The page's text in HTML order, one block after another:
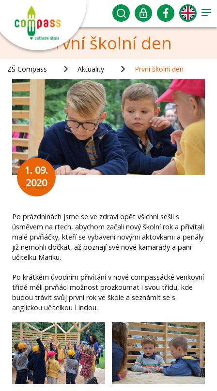
První školní den
ZŠ Compass Aktuality První školní den
1. 09.
2020
Po prázdninách jsme se ve zdraví opět všichni sešli s
úsměvem na rtech, abychom začali nový školní rok a přivítali
malé prvňáčky, kteří se vybaveni novými aktovkami a penály
již nemohli dočkat, až poznají své nové kamarády a paní
učitelku Mariku.
Po krátkém úvodním přivítání v nové compassácké venkovní
třídě měli prvňáci možnost prozkoumat i svou třídu, kde
budou trávit svůj první rok ve škole a seznámit se s
anglickou učitelkou Lindou.